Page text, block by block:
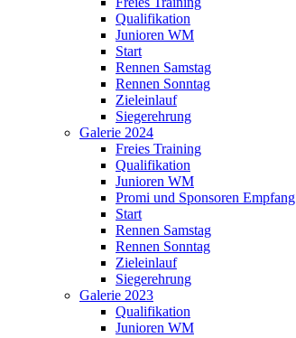
Qualifikation
Junioren WM
Start
Rennen Samstag
Rennen Sonntag
Zieleinlauf
Siegerehrung
Galerie 2024
Freies Training
Qualifikation
Junioren WM
Promi und Sponsoren Empfang
Start
Rennen Samstag
Rennen Sonntag
Zieleinlauf
Siegerehrung
Galerie 2023
Qualifikation
Junioren WM